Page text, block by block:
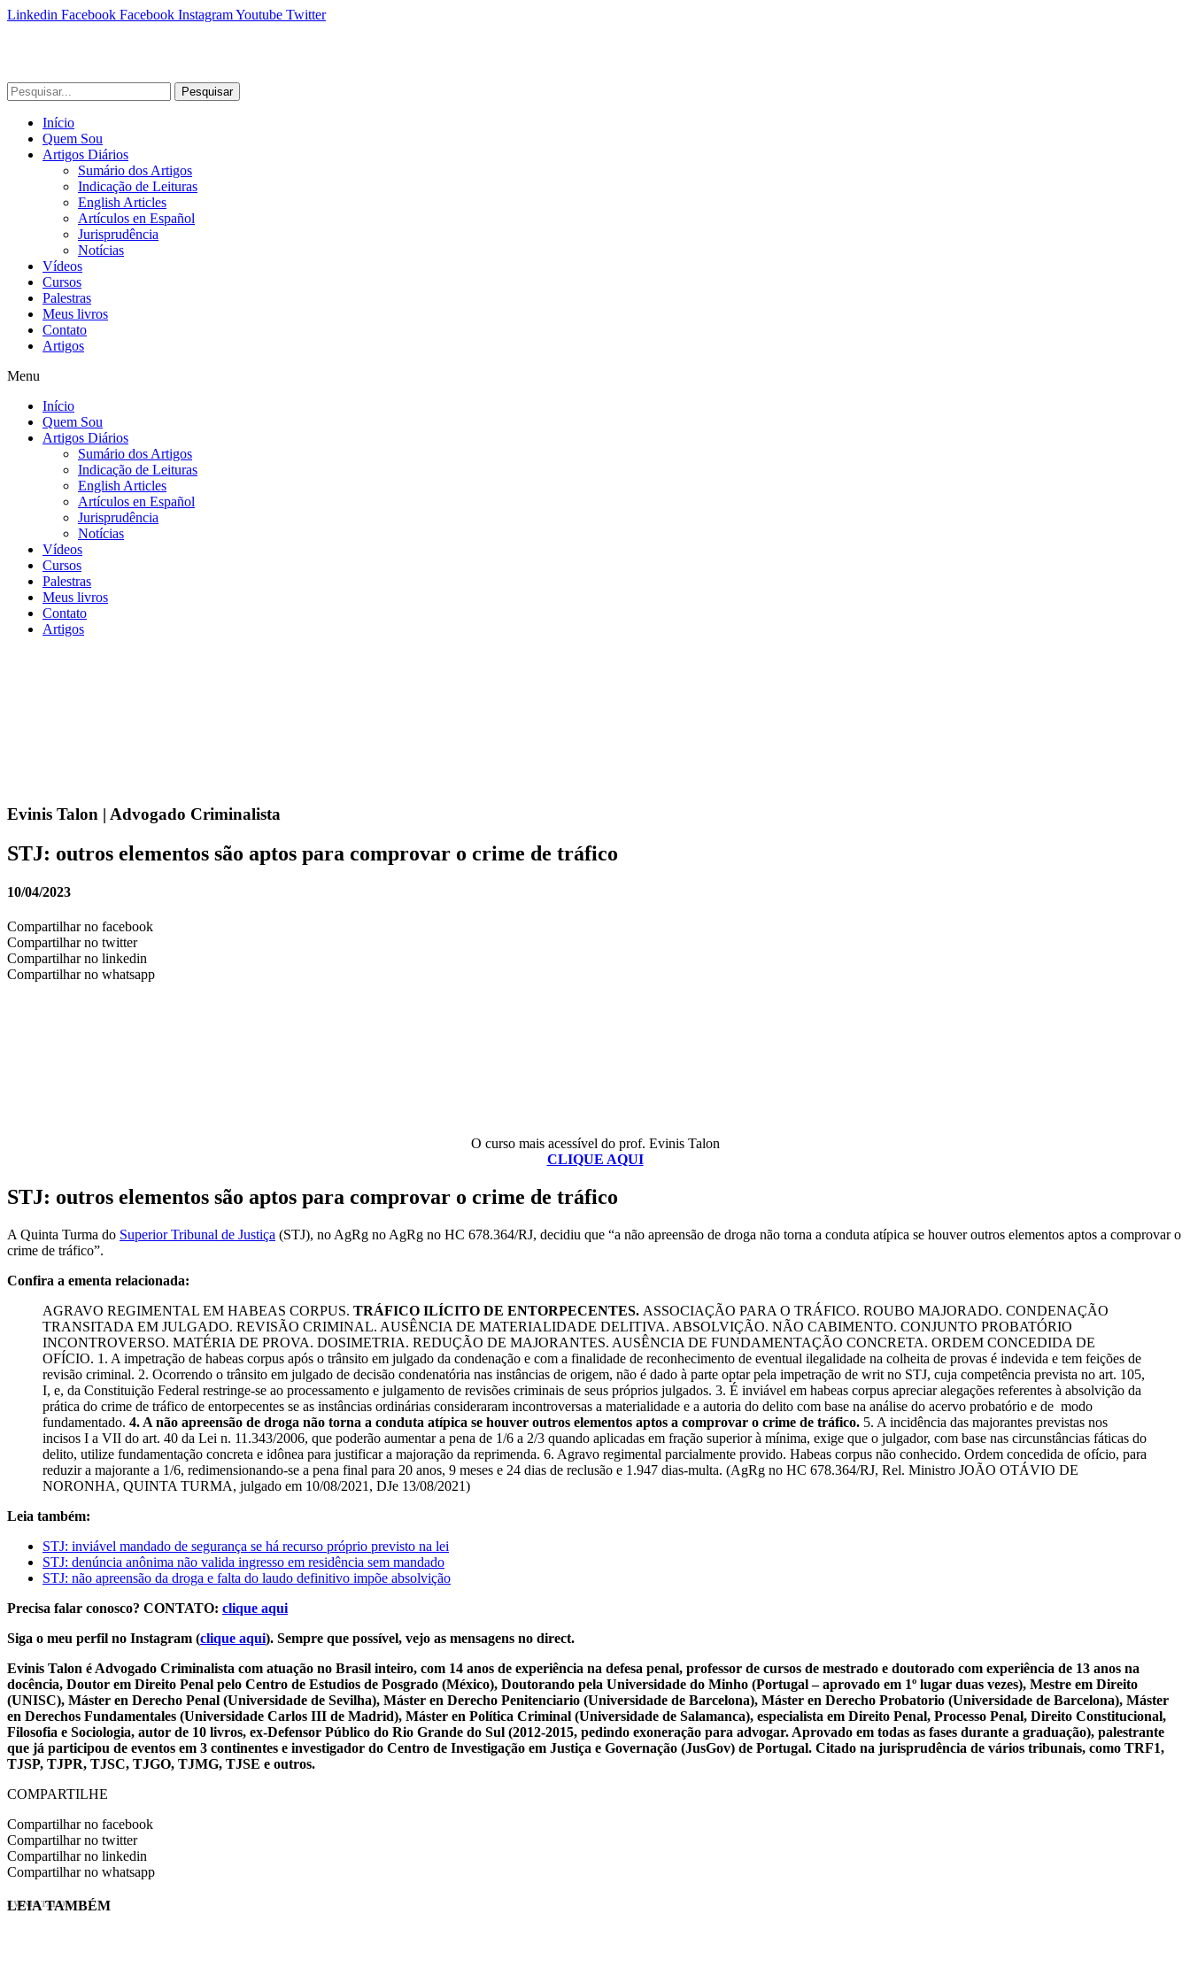
Linkedin Facebook Facebook InstagramYoutube Twitter
Pesquisar
Início
Quem Sou
Artigos Diários
Sumário dos Artigos
Indicação de Leituras
English Articles
Artículos en Español
Jurisprudência
Notícias
Vídeos
Cursos
Palestras
Meus livros
Contato
Artigos
Menu
Início
Quem Sou
Artigos Diários
Sumário dos Artigos
Indicação de Leituras
English Articles
Artículos en Español
Jurisprudência
Notícias
Vídeos
Cursos
Palestras
Meus livros
Contato
Artigos
Evinis Talon | Advogado Criminalista
STJ: outros elementos são aptos para comprovar o crime de tráfico
10/04/2023
Compartilhar no facebook
Compartilhar no twitter
Compartilhar no linkedin
Compartilhar no whatsapp
O curso mais acessível do prof. Evinis Talon
CLIQUE AQUI
STJ: outros elementos são aptos para comprovar o crime de tráfico
A Quinta Turma do Superior Tribunal de Justiça (STJ), no AgRg no AgRg no HC 678.364/RJ, decidiu que “a não apreensão de droga não torna a conduta atípica se houver outros elementos aptos a comprovar o
crime de tráfico”.
Confira a ementa relacionada:
AGRAVO REGIMENTAL EM HABEAS CORPUS. TRÁFICO ILÍCITO DE ENTORPECENTES. ASSOCIAÇÃO PARA O TRÁFICO. ROUBO MAJORADO. CONDENAÇÃO
TRANSITADA EM JULGADO. REVISÃO CRIMINAL. AUSÊNCIA DE MATERIALIDADE DELITIVA. ABSOLVIÇÃO. NÃO CABIMENTO. CONJUNTO PROBATÓRIO
INCONTROVERSO. MATÉRIA DE PROVA. DOSIMETRIA. REDUÇÃO DE MAJORANTES. AUSÊNCIA DE FUNDAMENTAÇÃO CONCRETA. ORDEM CONCEDIDA DE
OFÍCIO. 1. A impetração de habeas corpus após o trânsito em julgado da condenação e com a finalidade de reconhecimento de eventual ilegalidade na colheita de provas é indevida e tem feições de
revisão criminal. 2. Ocorrendo o trânsito em julgado de decisão condenatória nas instâncias de origem, não é dado à parte optar pela impetração de writ no STJ, cuja competência prevista no art. 105,
I, e, da Constituição Federal restringe-se ao processamento e julgamento de revisões criminais de seus próprios julgados. 3. É inviável em habeas corpus apreciar alegações referentes à absolvição da
prática do crime de tráfico de entorpecentes se as instâncias ordinárias consideraram incontroversas a materialidade e a autoria do delito com base na análise do acervo probatório e de modo
fundamentado. 4. A não apreensão de droga não torna a conduta atípica se houver outros elementos aptos a comprovar o crime de tráfico. 5. A incidência das majorantes previstas nos
incisos I a VII do art. 40 da Lei n. 11.343/2006, que poderão aumentar a pena de 1/6 a 2/3 quando aplicadas em fração superior à mínima, exige que o julgador, com base nas circunstâncias fáticas do
delito, utilize fundamentação concreta e idônea para justificar a majoração da reprimenda. 6. Agravo regimental parcialmente provido. Habeas corpus não conhecido. Ordem concedida de ofício, para
reduzir a majorante a 1/6, redimensionando-se a pena final para 20 anos, 9 meses e 24 dias de reclusão e 1.947 dias-multa. (AgRg no HC 678.364/RJ, Rel. Ministro JOÃO OTÁVIO DE
NORONHA, QUINTA TURMA, julgado em 10/08/2021, DJe 13/08/2021)
Leia também:
STJ: inviável mandado de segurança se há recurso próprio previsto na lei
STJ: denúncia anônima não valida ingresso em residência sem mandado
STJ: não apreensão da droga e falta do laudo definitivo impõe absolvição
Precisa falar conosco? CONTATO: clique aqui
Siga o meu perfil no Instagram (clique aqui). Sempre que possível, vejo as mensagens no direct.
Evinis Talon é Advogado Criminalista com atuação no Brasil inteiro, com 14 anos de experiência na defesa penal, professor de cursos de mestrado e doutorado com experiência de 13 anos na
docência, Doutor em Direito Penal pelo Centro de Estudios de Posgrado (México), Doutorando pela Universidade do Minho (Portugal – aprovado em 1º lugar duas vezes), Mestre em Direito
(UNISC), Máster en Derecho Penal (Universidade de Sevilha), Máster en Derecho Penitenciario (Universidade de Barcelona), Máster en Derecho Probatorio (Universidade de Barcelona), Máster
en Derechos Fundamentales (Universidade Carlos III de Madrid), Máster en Política Criminal (Universidade de Salamanca), especialista em Direito Penal, Processo Penal, Direito Constitucional,
Filosofia e Sociologia, autor de 10 livros, ex-Defensor Público do Rio Grande do Sul (2012-2015, pedindo exoneração para advogar. Aprovado em todas as fases durante a graduação), palestrante
que já participou de eventos em 3 continentes e investigador do Centro de Investigação em Justiça e Governação (JusGov) de Portugal. Citado na jurisprudência de vários tribunais, como TRF1,
TJSP, TJPR, TJSC, TJGO, TJMG, TJSE e outros.
COMPARTILHE
Compartilhar no facebook
Compartilhar no twitter
Compartilhar no linkedin
Compartilhar no whatsapp
EVINIS TALON
LEIA TAMBÉM